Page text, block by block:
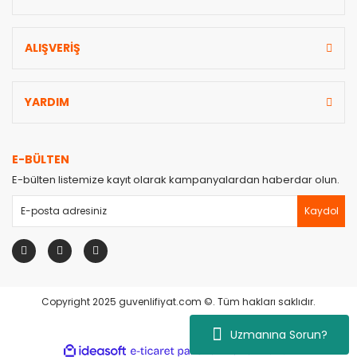
Uzmanına Sorun?
ALIŞVERİŞ
YARDIM
E-BÜLTEN
E-bülten listemize kayıt olarak kampanyalardan haberdar olun.
Kaydol
Copyright 2025 guvenlifiyat.com ©. Tüm hakları saklıdır.
ideasoft